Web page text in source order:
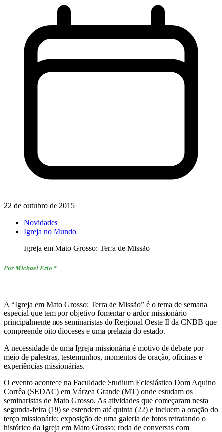
22 de outubro de 2015
Novidades
Igreja no Mundo
Igreja em Mato Grosso: Terra de Missão
Por Michael Erlo *
A “Igreja em Mato Grosso: Terra de Missão” é o tema de semana
especial que tem por objetivo fomentar o ardor missionário
principalmente nos seminaristas do Regional Oeste II da CNBB que
compreende oito dioceses e uma prelazia do estado.
A necessidade de uma Igreja missionária é motivo de debate por
meio de palestras, testemunhos, momentos de oração, oficinas e
experiências missionárias.
O evento acontece na Faculdade Studium Eclesiástico Dom Aquino
Corrêa (SEDAC) em Várzea Grande (MT) onde estudam os
seminaristas de Mato Grosso. As atividades que começaram nesta
segunda-feira (19) se estendem até quinta (22) e incluem a oração do
terço missionário; exposição de uma galeria de fotos retratando o
histórico da Igreja em Mato Grosso; roda de conversas com